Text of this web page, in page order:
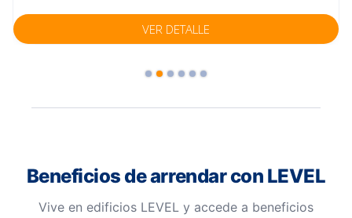
VER DETALLE
Beneficios de arrendar con LEVEL
Vive en edificios LEVEL y accede a beneficios